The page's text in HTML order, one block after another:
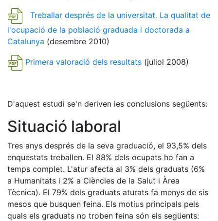
Treballar després de la universitat. La qualitat de
l'ocupació de la població graduada i doctorada a
Catalunya (desembre 2010)
Primera valoració dels resultats (juliol 2008)
D'aquest estudi se'n deriven les conclusions següents:
Situació laboral
Tres anys després de la seva graduació, el 93,5% dels
enquestats treballen. El 88% dels ocupats ho fan a
temps complet. L'atur afecta al 3% dels graduats (6%
a Humanitats i 2% a Ciències de la Salut i Àrea
Tècnica). El 79% dels graduats aturats fa menys de sis
mesos que busquen feina. Els motius principals pels
quals els graduats no troben feina són els següents: